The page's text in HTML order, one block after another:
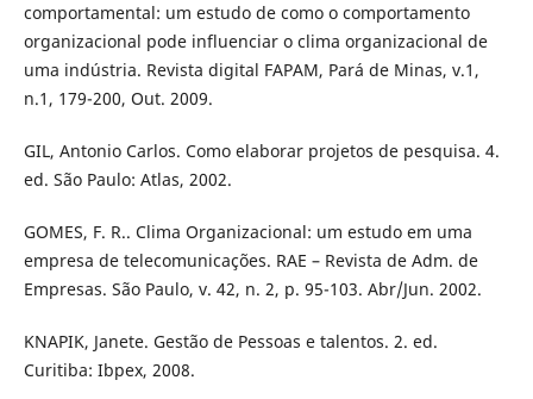
comportamental: um estudo de como o comportamento
organizacional pode influenciar o clima organizacional de
uma indústria. Revista digital FAPAM, Pará de Minas, v.1,
n.1, 179-200, Out. 2009.
GIL, Antonio Carlos. Como elaborar projetos de pesquisa. 4.
ed. São Paulo: Atlas, 2002.
GOMES, F. R.. Clima Organizacional: um estudo em uma
empresa de telecomunicações. RAE – Revista de Adm. de
Empresas. São Paulo, v. 42, n. 2, p. 95-103. Abr/Jun. 2002.
KNAPIK, Janete. Gestão de Pessoas e talentos. 2. ed.
Curitiba: Ibpex, 2008.